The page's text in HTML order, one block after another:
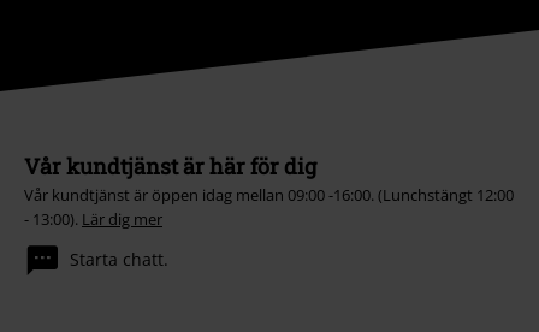
Vår kundtjänst är här för dig
Vår kundtjänst är öppen idag mellan 09:00 -16:00. (Lunchstängt 12:00
- 13:00). Lär dig mer
Starta chatt.